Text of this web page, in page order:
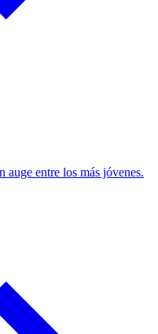
auge entre los más jóvenes.